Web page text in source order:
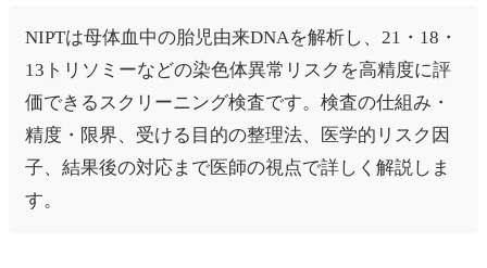
NIPTは母体血中の胎児由来DNAを解析し、21・18・
13トリソミーなどの染色体異常リスクを高精度に評
価できるスクリーニング検査です。検査の仕組み・
精度・限界、受ける目的の整理法、医学的リスク因
子、結果後の対応まで医師の視点で詳しく解説しま
す。